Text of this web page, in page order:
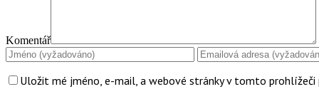
Komentář
Uložit mé jméno, e-mail, a webové stránky v tomto prohlížeči